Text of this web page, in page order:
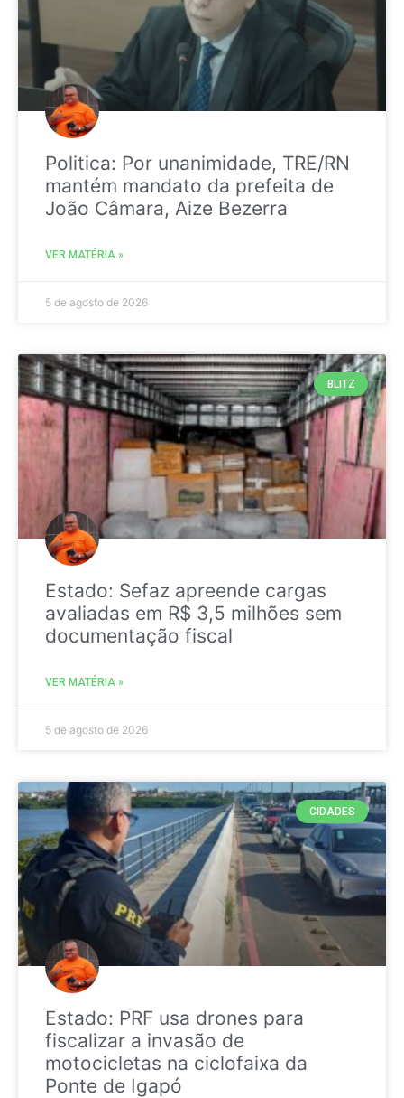
Politica: Por unanimidade, TRE/RN
mantém mandato da prefeita de
João Câmara, Aize Bezerra
VER MATÉRIA »
5 de agosto de 2026
BLITZ
Estado: Sefaz apreende cargas
avaliadas em R$ 3,5 milhões sem
documentação fiscal
VER MATÉRIA »
5 de agosto de 2026
CIDADES
Estado: PRF usa drones para
fiscalizar a invasão de
motocicletas na ciclofaixa da
Ponte de Igapó